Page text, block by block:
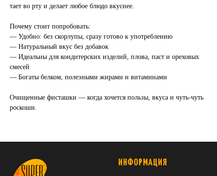
тает во рту и делает любое блюдо вкуснее.
Почему стоит попробовать:
— Удобно: без скорлупы, сразу готово к употреблению
— Натуральный вкус без добавок
— Идеальны для кондитерских изделий, плова, паст и ореховых
смесей
— Богаты белком, полезными жирами и витаминами
Очищенные фисташки — когда хочется пользы, вкуса и чуть-чуть
роскоши.
ИНФОРМАЦИЯ